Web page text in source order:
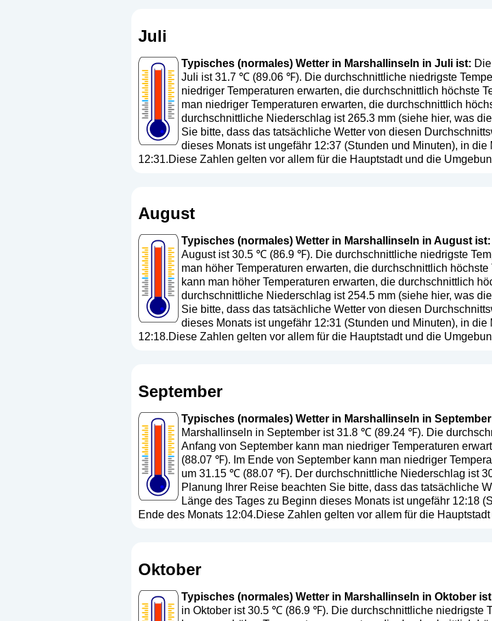
Juli
Typisches (normales) Wetter in Marshallinseln in Juli ist:
Juli ist 31.7 ℃ (89.06 ℉). Die durchschnittliche niedrigste
niedriger Temperaturen erwarten, die durchschnittlich höchste
man niedriger Temperaturen erwarten, die durchschnittlich
durchschnittliche Niederschlag ist 265.3 mm (siehe hier, was
Sie bitte, dass das tatsächliche Wetter von diesen
dieses Monats ist ungefähr 12:37 (Stunden und Minuten), in
12:31.Diese Zahlen gelten vor allem für die Hauptstadt und die
August
Typisches (normales) Wetter in Marshallinseln in August ist:
August ist 30.5 ℃ (86.9 ℉). Die durchschnittliche niedrigste
man höher Temperaturen erwarten, die durchschnittlich
kann man höher Temperaturen erwarten, die durchschnittlich
durchschnittliche Niederschlag ist 254.5 mm (siehe hier, was
Sie bitte, dass das tatsächliche Wetter von diesen
dieses Monats ist ungefähr 12:31 (Stunden und Minuten), in
12:18.Diese Zahlen gelten vor allem für die Hauptstadt und die
September
Typisches (normales) Wetter in Marshallinseln in
Marshallinseln in September ist 31.8 ℃ (89.24 ℉). Die
Anfang von September kann man niedriger Temperaturen
(88.07 ℉). Im Ende von September kann man niedriger
um 31.15 ℃ (88.07 ℉). Der durchschnittliche Niederschlag ist
Planung Ihrer Reise beachten Sie bitte, dass das tatsächliche
Länge des Tages zu Beginn dieses Monats ist ungefähr 12:18
Ende des Monats 12:04.Diese Zahlen gelten vor allem für die
Oktober
Typisches (normales) Wetter in Marshallinseln in Oktober
in Oktober ist 30.5 ℃ (86.9 ℉). Die durchschnittliche niedrigste